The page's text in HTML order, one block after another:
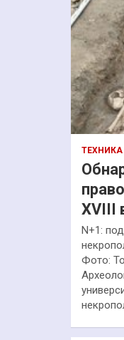
ТЕХНИКА
XVIII
N+1:
Фото: